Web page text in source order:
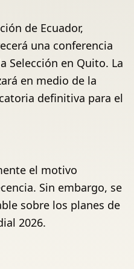
de Ecuador,
una conferencia
Selección en Quito. La
en medio de la
definitiva para el
el motivo
Sin embargo, se
sobre los planes de
2026.